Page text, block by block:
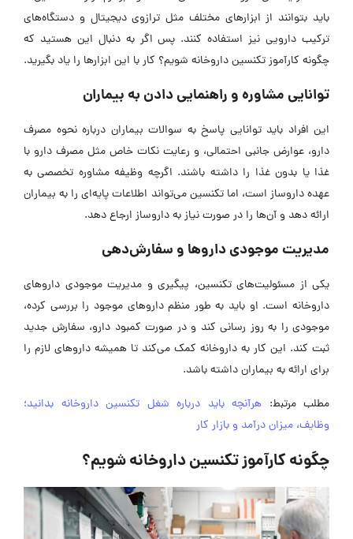
باید بتوانند از ابزارهای مختلف مثل ترازوی دیجیتال و دستگاه‌های
ترکیب دارویی نیز استفاده کنند. پس اگر به دنبال این هستید که
چگونه کارآموز تکنسین داروخانه شویم؟ کار با این ابزارها را یاد بگیرید.
توانایی مشاوره و راهنمایی دادن به بیماران
این افراد باید توانایی پاسخ به سوالات بیماران درباره نحوه مصرف
دارو، عوارض جانبی احتمالی، و رعایت نکات خاص مثل مصرف دارو با
غذا یا بدون غذا را داشته باشند. اگرچه وظیفه مشاوره تخصصی به‌
عهده داروساز است، اما تکنسین می‌تواند اطلاعات پایه‌ای را به بیماران
ارائه دهد و آن‌ها را در صورت نیاز به داروساز ارجاع دهد.
مدیریت موجودی داروها و سفارش‌دهی
یکی از مسئولیت‌های تکنسین، پیگیری و مدیریت موجودی داروهای
داروخانه است. او باید به‌ طور منظم داروهای موجود را بررسی کرده،
موجودی را به‌ روز رسانی کند و در صورت کمبود دارو، سفارش جدید
ثبت کند. این کار به داروخانه کمک می‌کند تا همیشه داروهای لازم را
برای ارائه به بیماران داشته باشد.
مطلب مرتبط: هرآنچه باید درباره شغل تکنسین داروخانه بدانید؛
وظایف، میزان درآمد و بازار کار
چگونه کارآموز تکنسین داروخانه شویم؟